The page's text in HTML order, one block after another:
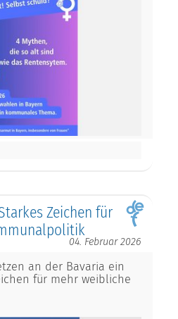
Zeichen für
04. Februar 2026
an der Bavaria ein
für mehr weibliche